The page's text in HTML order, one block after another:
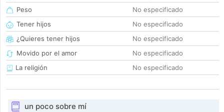
Peso
No especificado
Tener hijos
No especificado
¿Quieres tener hijos
No especificado
Movido por el amor
No especificado
La religión
No especificado
un poco sobre mí